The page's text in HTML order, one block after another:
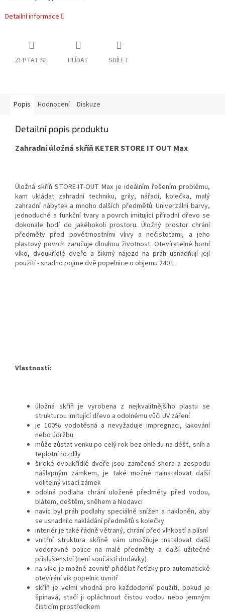
Detailní informace
ZEPTAT SE HLÍDAT SDÍLET
Popis Hodnocení Diskuze
Detailní popis produktu
Zahradní úložná skříň KETER STORE IT OUT Max
Úložná skříň STORE-IT-OUT Max je ideálním řešením problému,
kam ukládat zahradní techniku, grily, nářadí, kolečka, malý
zahradní nábytek a mnoho dalších předmětů. Univerzální barvy,
jednoduché a funkční tvary a povrch imitující přírodní dřevo se
dokonale hodí do jakéhokoli prostoru. Úložný prostor chrání
předměty před povětrnostními vlivy a nečistotami, a jeho
plastový povrch zaručuje dlouhou životnost. Otevíratelné horní
víko, dvoukřídlé dveře a šikmý nájezd na práh usnadňují její
použití - snadno pojme dvě popelnice o objemu 240 L.
Vlastnosti:
úložná skříň je vyrobena z nejkvalitnějšího plastu se
strukturou imitující dřevo a odolnému vůči UV záření
je 100% vodotěsná a nevyžaduje impregnaci, lakování
nebo údržbu
může zůstat venku po celý rok bez ohledu na déšť, sníh a
teplotní rozdíly
široké dvoukřídlé dveře jsou zamčené shora a zespodu
nášlapným zámkem, je také možné nainstalovat další
volitelný visací zámek
odolná podlaha chrání uložené předměty před vodou,
blátem, deštěm, sněhem a hlodavci
navíc byl práh podlahy speciálně snížen a nakloněn, aby
se usnadnilo nakládání předmětů s kolečky
interiér je také řádně větraný, chrání před vlhkostí a plísní
vnitřní struktura skříně vám umožňuje instalovat další
vodorovné police na malé předměty a další užitečné
příslušenství (není součástí dodávky)
na víko je možné zevnitř přidělat řetízky pro automatické
otevírání vík popelnic uvnitř
skříň je velmi vhodná pro každodenní použití, pokud je
špinavá, stačí ji opláchnout čistou vodou nebo jemným
čisticím prostředkem